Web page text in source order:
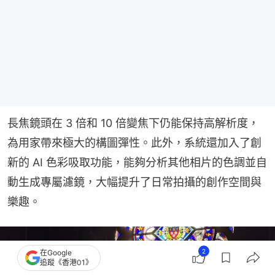
長焦鏡頭在 3 倍和 10 倍變焦下仍能保持高解析度，
為用家帶來極大的構圖彈性。此外，系統還加入了創
新的 AI 色彩吸取功能，能夠分析其他相片的色調並自
動生成專屬濾鏡，大幅提升了日常拍攝的創作空間與
樂趣。
在Google
追蹤《香港01》
2